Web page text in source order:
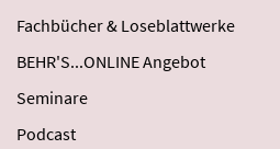
Fachbücher & Loseblattwerke
BEHR'S...ONLINE Angebot
Seminare
Podcast